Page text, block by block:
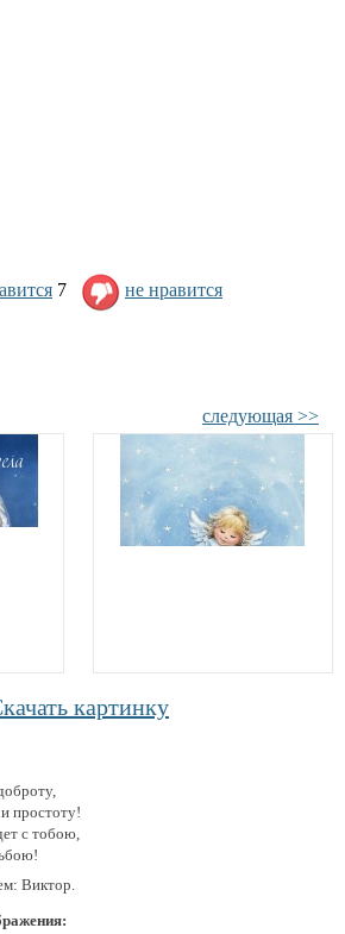
7 не нравится
следующая >>
картинку
простоту!
с тобою,
Виктор.